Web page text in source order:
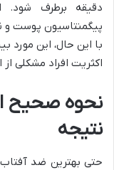
دقیقه برطرف شود.
پیگمنتاسیون پوست و
با این حال، این مورد
اکثریت افراد مشکلی
نحوه صحیح
نتیجه
حتی بهترین ضد آفتاب